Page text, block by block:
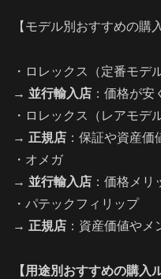
【モデル別おすすめの購
・ロレックス（定番モデル
→ 並行輸入店 ：価格が安
・ロレックス（レアモデ
→ 正規店 ：保証や資産価
・オメガ
→ 並行輸入店 ：価格メリ
・パテックフィリップ
→ 正規店 ：資産価値や
【用途別おすすめの購入